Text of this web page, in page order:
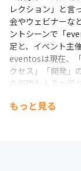
レクション」と言
会やウェビナーな
ントシーンで「
足と、イベント主
eventosは現在、
クセス」「開発」
の部門も人手が足
様の挑戦を心より
もっと見る